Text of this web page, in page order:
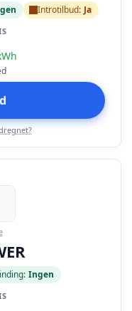
Introtilbud: Ja
Ingen